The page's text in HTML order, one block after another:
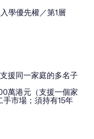
學優先權／第1層
援同一家庭的多名子
萬港元（支援一個家
手市場；須持有15年